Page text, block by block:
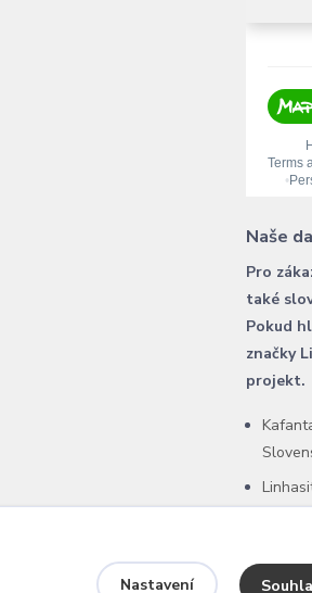
Naše
Pro
také
Pokud
značky
projekt.
šňůry
Nastavení